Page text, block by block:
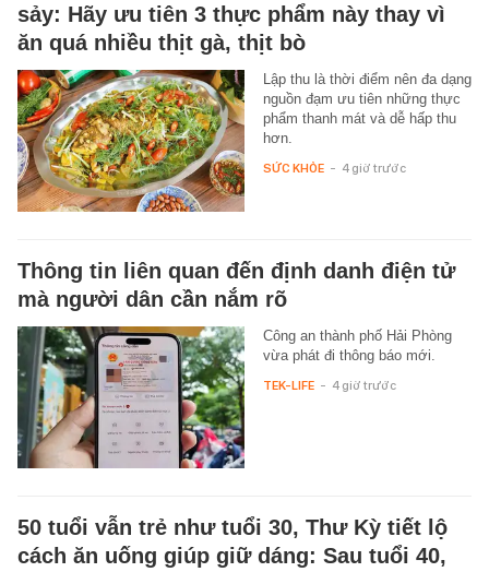
sảy: Hãy ưu tiên 3 thực phẩm này thay vì
ăn quá nhiều thịt gà, thịt bò
Lập thu là thời điểm nên đa dạng
nguồn đạm ưu tiên những thực
phẩm thanh mát và dễ hấp thu
hơn.
SỨC KHỎE - 4 giờ trước
Thông tin liên quan đến định danh điện tử
mà người dân cần nắm rõ
Công an thành phố Hải Phòng
vừa phát đi thông báo mới.
TEK-LIFE - 4 giờ trước
50 tuổi vẫn trẻ như tuổi 30, Thư Kỳ tiết lộ
cách ăn uống giúp giữ dáng: Sau tuổi 40,